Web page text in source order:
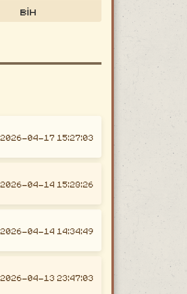
він
2026-04-17 15:27:03
2026-04-14 15:28:26
2026-04-14 14:34:49
2026-04-13 23:47:03